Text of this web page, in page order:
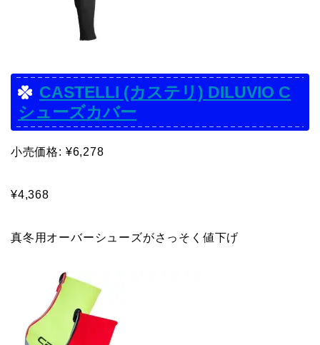
CASTELLI (カステリ) DILUVIO C
シューズカバー
小売価格: ¥6,278
¥4,368
真冬用オーバーシューズがさっそく値下げ